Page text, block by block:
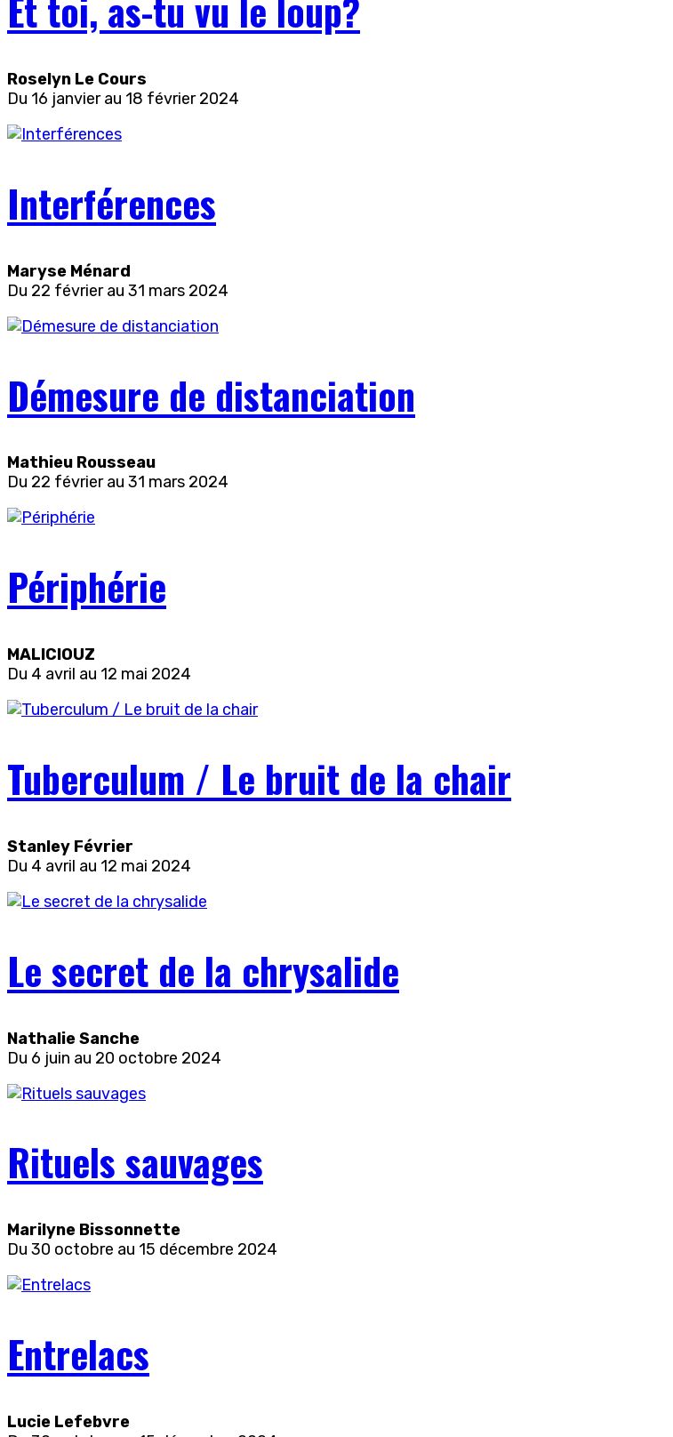
Roselyn Le Cours
Du 16 janvier au 18 février 2024
Interférences
Maryse Ménard
Du 22 février au 31 mars 2024
Démesure de distanciation
Mathieu Rousseau
Du 22 février au 31 mars 2024
Périphérie
MALICIOUZ
Du 4 avril au 12 mai 2024
Tuberculum / Le bruit de la chair
Stanley Février
Du 4 avril au 12 mai 2024
Le secret de la chrysalide
Nathalie Sanche
Du 6 juin au 20 octobre 2024
Rituels sauvages
Marilyne Bissonnette
Du 30 octobre au 15 décembre 2024
Entrelacs
Lucie Lefebvre